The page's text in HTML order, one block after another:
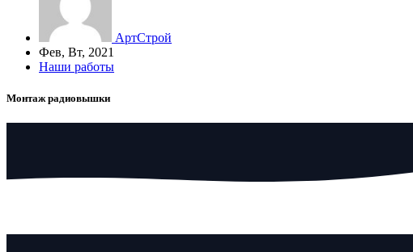
АртСтрой
Фев, Вт, 2021
Наши работы
Монтаж радиовышки